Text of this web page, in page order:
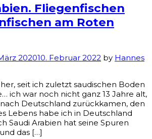
Fliegenfischen
am Roten
202010. Februar 2022 by Hannes
seit ich zuletzt saudischen Boden
ich war noch nicht ganz 13 Jahre alt,
Deutschland zurückkamen, den
Lebens habe ich in Deutschland
Saudi Arabien hat seine Spuren
das […]